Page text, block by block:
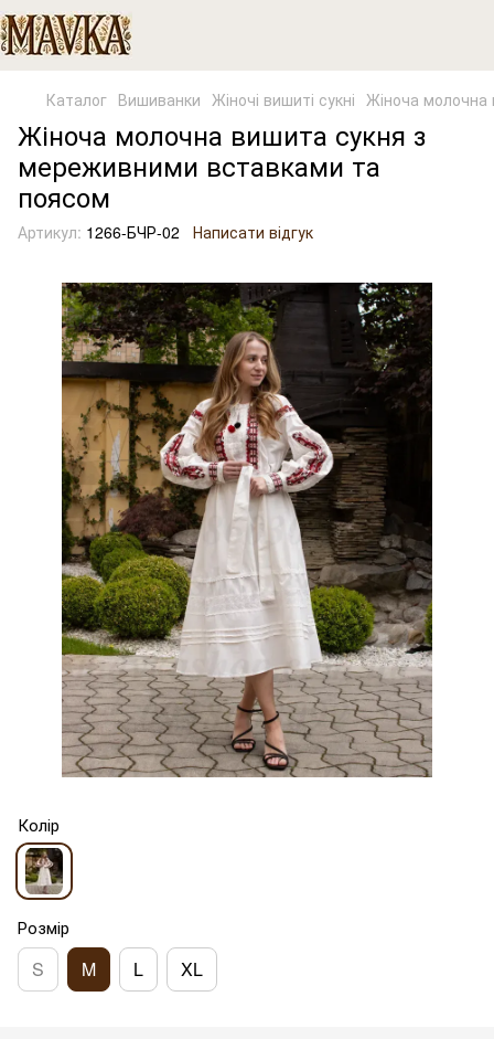
Каталог Вишиванки Жіночі вишиті сукні Жіноча молочна
Жіноча молочна вишита сукня з
мереживними вставками та
поясом
Артикул: 1266-БЧР-02 Написати відгук
Колір
Розмір
S M L XL